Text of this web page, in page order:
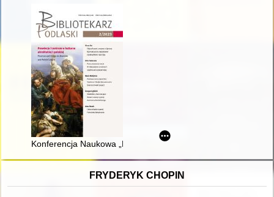
Konferencja Naukowa „Romantyzm i tradycja romantyczna
FRYDERYK CHOPIN